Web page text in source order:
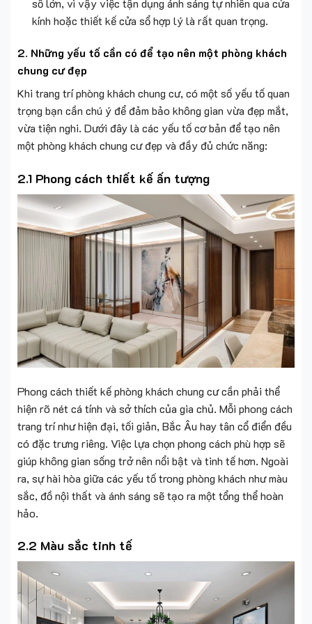
sổ lớn, vì vậy việc tận dụng ánh sáng tự nhiên qua cửa
kính hoặc thiết kế cửa sổ hợp lý là rất quan trọng.
2. Những yếu tố cần có để tạo nên một phòng khách
chung cư đẹp
Khi trang trí phòng khách chung cư, có một số yếu tố quan
trọng bạn cần chú ý để đảm bảo không gian vừa đẹp mắt,
vừa tiện nghi. Dưới đây là các yếu tố cơ bản để tạo nên
một phòng khách chung cư đẹp và đầy đủ chức năng:
2.1 Phong cách thiết kế ấn tượng
Phong cách thiết kế phòng khách chung cư cần phải thể
hiện rõ nét cá tính và sở thích của gia chủ. Mỗi phong cách
trang trí như hiện đại, tối giản, Bắc Âu hay tân cổ điển đều
có đặc trưng riêng. Việc lựa chọn phong cách phù hợp sẽ
giúp không gian sống trở nên nổi bật và tinh tế hơn. Ngoài
ra, sự hài hòa giữa các yếu tố trong phòng khách như màu
sắc, đồ nội thất và ánh sáng sẽ tạo ra một tổng thể hoàn
hảo.
2.2 Màu sắc tinh tế